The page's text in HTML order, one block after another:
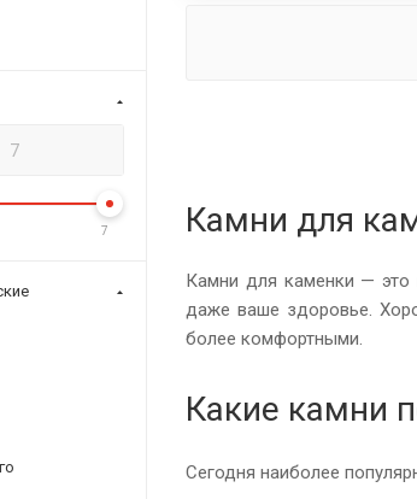
Камни для
Камни для каменки — это
даже ваше здоровье.
более комфортными.
Какие камни
Сегодня наиболее
7